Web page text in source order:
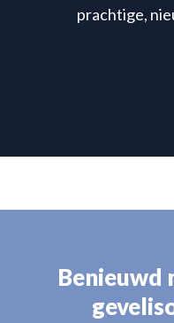
prachtige,
Benieuwd